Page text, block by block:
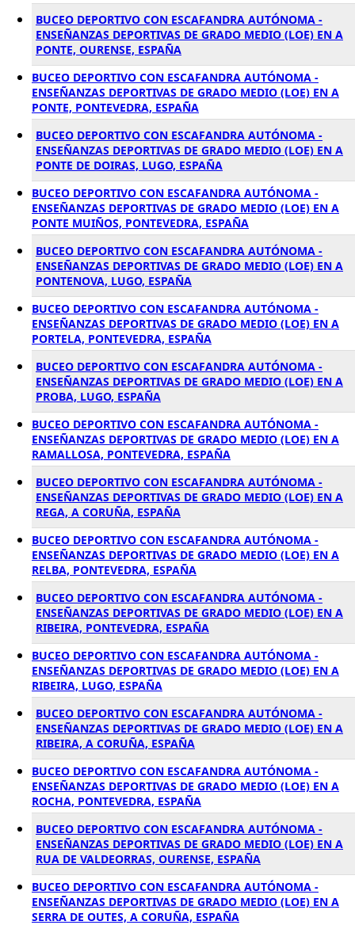
BUCEO DEPORTIVO CON ESCAFANDRA AUTÓNOMA -
ENSEÑANZAS DEPORTIVAS DE GRADO MEDIO (LOE) EN A
PONTE, OURENSE, ESPAÑA
BUCEO DEPORTIVO CON ESCAFANDRA AUTÓNOMA -
ENSEÑANZAS DEPORTIVAS DE GRADO MEDIO (LOE) EN A
PONTE, PONTEVEDRA, ESPAÑA
BUCEO DEPORTIVO CON ESCAFANDRA AUTÓNOMA -
ENSEÑANZAS DEPORTIVAS DE GRADO MEDIO (LOE) EN A
PONTE DE DOIRAS, LUGO, ESPAÑA
BUCEO DEPORTIVO CON ESCAFANDRA AUTÓNOMA -
ENSEÑANZAS DEPORTIVAS DE GRADO MEDIO (LOE) EN A
PONTE MUIÑOS, PONTEVEDRA, ESPAÑA
BUCEO DEPORTIVO CON ESCAFANDRA AUTÓNOMA -
ENSEÑANZAS DEPORTIVAS DE GRADO MEDIO (LOE) EN A
PONTENOVA, LUGO, ESPAÑA
BUCEO DEPORTIVO CON ESCAFANDRA AUTÓNOMA -
ENSEÑANZAS DEPORTIVAS DE GRADO MEDIO (LOE) EN A
PORTELA, PONTEVEDRA, ESPAÑA
BUCEO DEPORTIVO CON ESCAFANDRA AUTÓNOMA -
ENSEÑANZAS DEPORTIVAS DE GRADO MEDIO (LOE) EN A
PROBA, LUGO, ESPAÑA
BUCEO DEPORTIVO CON ESCAFANDRA AUTÓNOMA -
ENSEÑANZAS DEPORTIVAS DE GRADO MEDIO (LOE) EN A
RAMALLOSA, PONTEVEDRA, ESPAÑA
BUCEO DEPORTIVO CON ESCAFANDRA AUTÓNOMA -
ENSEÑANZAS DEPORTIVAS DE GRADO MEDIO (LOE) EN A
REGA, A CORUÑA, ESPAÑA
BUCEO DEPORTIVO CON ESCAFANDRA AUTÓNOMA -
ENSEÑANZAS DEPORTIVAS DE GRADO MEDIO (LOE) EN A
RELBA, PONTEVEDRA, ESPAÑA
BUCEO DEPORTIVO CON ESCAFANDRA AUTÓNOMA -
ENSEÑANZAS DEPORTIVAS DE GRADO MEDIO (LOE) EN A
RIBEIRA, PONTEVEDRA, ESPAÑA
BUCEO DEPORTIVO CON ESCAFANDRA AUTÓNOMA -
ENSEÑANZAS DEPORTIVAS DE GRADO MEDIO (LOE) EN A
RIBEIRA, LUGO, ESPAÑA
BUCEO DEPORTIVO CON ESCAFANDRA AUTÓNOMA -
ENSEÑANZAS DEPORTIVAS DE GRADO MEDIO (LOE) EN A
RIBEIRA, A CORUÑA, ESPAÑA
BUCEO DEPORTIVO CON ESCAFANDRA AUTÓNOMA -
ENSEÑANZAS DEPORTIVAS DE GRADO MEDIO (LOE) EN A
ROCHA, PONTEVEDRA, ESPAÑA
BUCEO DEPORTIVO CON ESCAFANDRA AUTÓNOMA -
ENSEÑANZAS DEPORTIVAS DE GRADO MEDIO (LOE) EN A
RUA DE VALDEORRAS, OURENSE, ESPAÑA
BUCEO DEPORTIVO CON ESCAFANDRA AUTÓNOMA -
ENSEÑANZAS DEPORTIVAS DE GRADO MEDIO (LOE) EN A
SERRA DE OUTES, A CORUÑA, ESPAÑA